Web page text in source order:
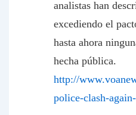
analistas han
excediendo el
hasta ahora
hecha pública.
http://
police-clash-